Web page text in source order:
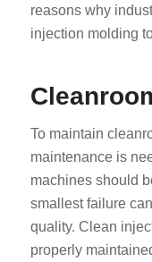
reasons why
injection molding
To maintain
maintenance is
machines should
smallest failure
quality. Clean
properly